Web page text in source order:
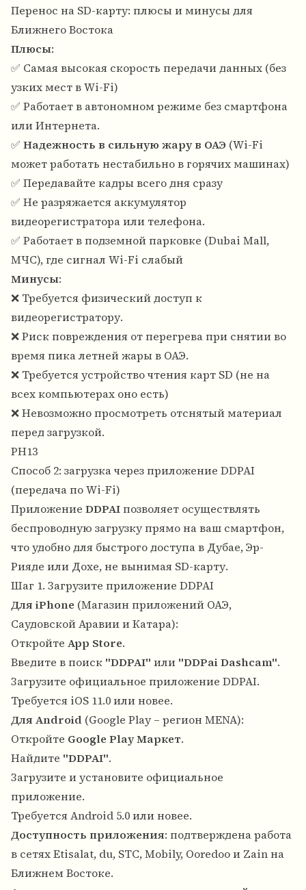
Перенос на SD-карту: плюсы и минусы для
Ближнего Востока
Плюсы:
✅ Самая высокая скорость передачи данных (без
узких мест в Wi-Fi)
✅ Работает в автономном режиме без смартфона
или Интернета.
✅ Надежность в сильную жару в ОАЭ (Wi-Fi
может работать нестабильно в горячих машинах)
✅ Передавайте кадры всего дня сразу
✅ Не разряжается аккумулятор
видеорегистратора или телефона.
✅ Работает в подземной парковке (Dubai Mall,
МЧС), где сигнал Wi-Fi слабый
Минусы:
❌ Требуется физический доступ к
видеорегистратору.
❌ Риск повреждения от перегрева при снятии во
время пика летней жары в ОАЭ.
❌ Требуется устройство чтения карт SD (не на
всех компьютерах оно есть)
❌ Невозможно просмотреть отснятый материал
перед загрузкой.
PH13
Способ 2: загрузка через приложение DDPAI
(передача по Wi-Fi)
Приложение DDPAIпозволяет осуществлять
беспроводную загрузку прямо на ваш смартфон,
что удобно для быстрого доступа в Дубае, Эр-
Рияде или Дохе, не вынимая SD-карту.
Шаг 1. Загрузите приложение DDPAI
Для iPhone (Магазин приложений ОАЭ,
Саудовской Аравии и Катара):
Откройте App Store.
Введите в поиск "DDPAI" или "DDPai Dashcam".
Загрузите официальное приложение DDPAI.
Требуется iOS 11.0 или новее.
Для Android (Google Play – регион MENA):
Откройте Google Play Маркет.
Найдите "DDPAI".
Загрузите и установите официальное
приложение.
Требуется Android 5.0 или новее.
Доступность приложения: подтверждена работа
в сетях Etisalat, du, STC, Mobily, Ooredoo и Zain на
Ближнем Востоке.